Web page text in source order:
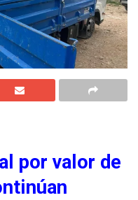
por valor de